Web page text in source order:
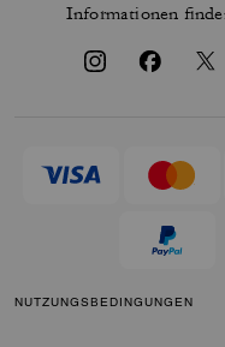
Informationen
NUTZUNGSBEDINGUNGEN